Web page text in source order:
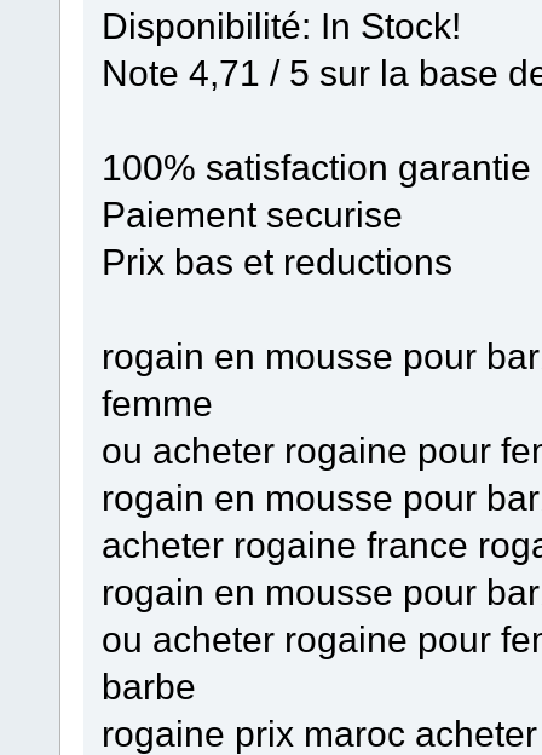
Disponibilité: In Stock!
Note 4,71 / 5 sur la base
100% satisfaction garantie
Paiement securise
Prix bas et reductions
rogain en mousse pour
femme
ou acheter rogaine pour
rogain en mousse pour
acheter rogaine france
rogain en mousse pour
ou acheter rogaine pour
barbe
rogaine prix maroc